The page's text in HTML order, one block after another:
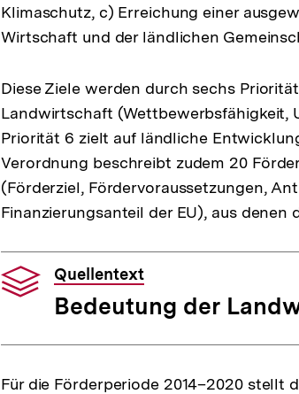
Klimaschutz, c) Erreichung einer
Wirtschaft und der ländlichen
Diese Ziele werden durch sechs
Landwirtschaft (Wettbewerbsfähigkeit,
Priorität 6 zielt auf ländliche
Verordnung beschreibt zudem 20
(Förderziel, Fördervoraussetzungen,
Finanzierungsanteil der EU), aus
Quellentext
Bedeutung der
Für die Förderperiode 2014–2020 stellt